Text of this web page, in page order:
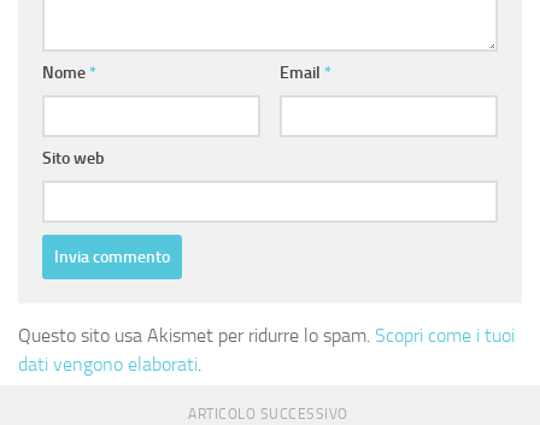
Nome * Email *
Sito web
Questo sito usa Akismet per ridurre lo spam. Scopri come i tuoi
dati vengono elaborati.
ARTICOLO SUCCESSIVO